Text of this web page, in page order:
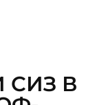
СИЗ В